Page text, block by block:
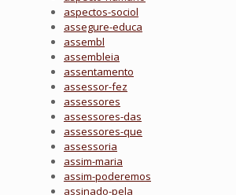
aspectos-sociol
assegure-educa
assembl
assembleia
assentamento
assessor-fez
assessores
assessores-das
assessores-que
assessoria
assim-maria
assim-poderemos
assinado-pela